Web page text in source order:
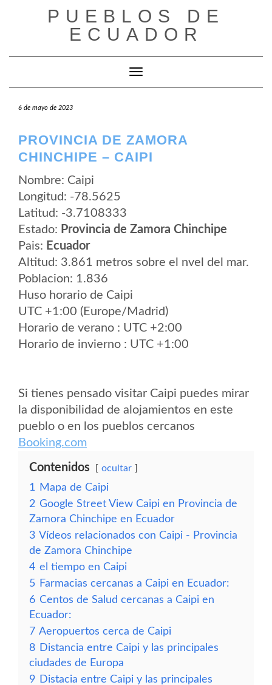
PUEBLOS DE
ECUADOR
Cambiar modo de navegación
6 de mayo de 2023
PROVINCIA DE ZAMORA
CHINCHIPE – CAIPI
Nombre: Caipi
Longitud: -78.5625
Latitud: -3.7108333
Estado: Provincia de Zamora Chinchipe
Pais: Ecuador
Altitud: 3.861 metros sobre el nvel del mar.
Poblacion: 1.836
Huso horario de Caipi
UTC +1:00 (Europe/Madrid)
Horario de verano : UTC +2:00
Horario de invierno : UTC +1:00
Si tienes pensado visitar Caipi puedes mirar
la disponibilidad de alojamientos en este
pueblo o en los pueblos cercanos
Booking.com
Contenidos ocultar
1
Mapa de Caipi
2 Google Street View Caipi en Provincia de
Zamora Chinchipe en Ecuador
3 Vídeos relacionados con Caipi - Provincia
de Zamora Chinchipe
4 el tiempo en Caipi
5 Farmacias cercanas a Caipi en Ecuador:
6 Centos de Salud cercanas a Caipi en
Ecuador:
7 Aeropuertos cerca de Caipi
8 Distancia entre Caipi y las principales
ciudades de Europa
9 Distacia entre Caipi y las principales